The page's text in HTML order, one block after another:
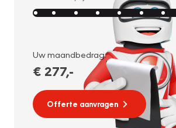
Uw maandbedrag:
€ 277,-
Offerte aanvragen